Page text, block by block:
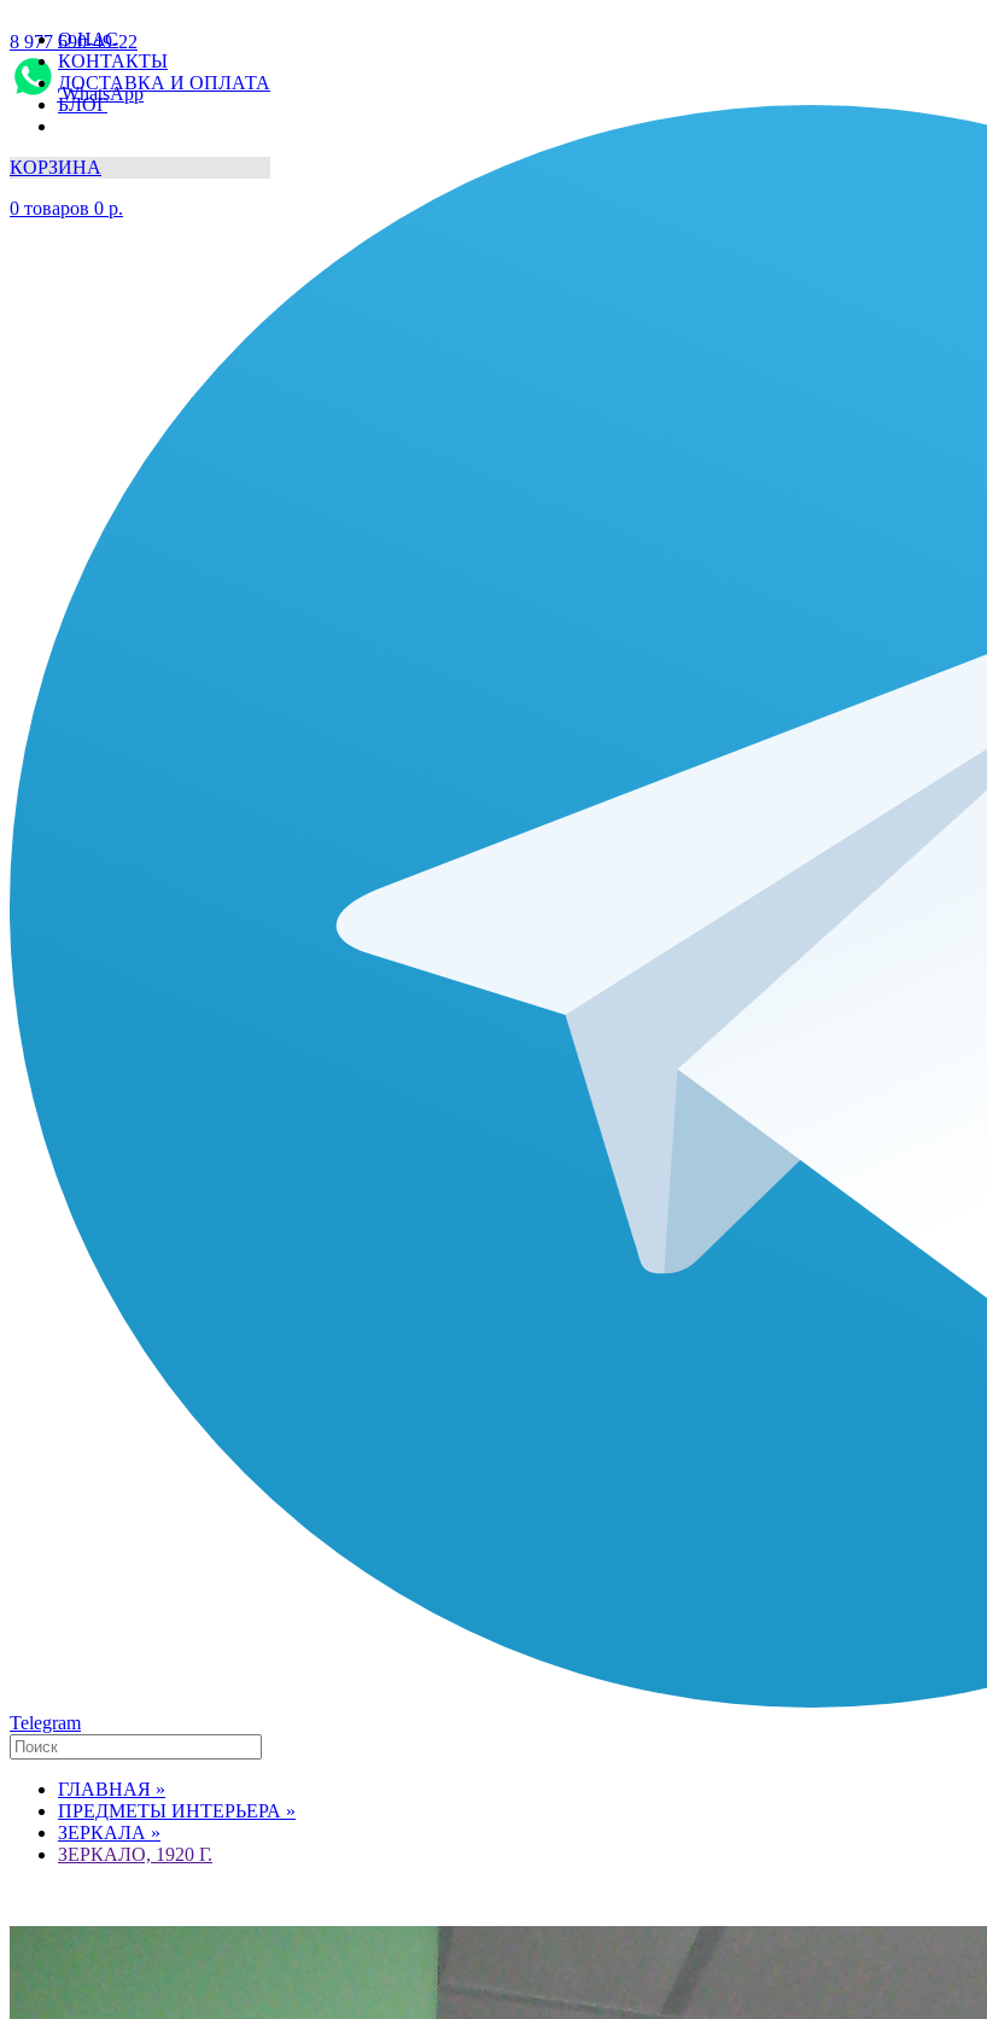
О НАС
КОНТАКТЫ
ДОСТАВКА И ОПЛАТА
БЛОГ
КОРЗИНА
0 товаров 0 р.
8 977 690-49-22
WhatsApp
Telegram
ГЛАВНАЯ »
ПРЕДМЕТЫ ИНТЕРЬЕРА »
ЗЕРКАЛА »
ЗЕРКАЛО, 1920 Г.